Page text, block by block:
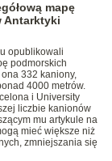
mapę
Antarktyki
opublikowali
podmorskich
332 kaniony,
4000 metrów.
i University
liczbie kanionów
mu artykule na
mieć większe niż
zmniejszania się